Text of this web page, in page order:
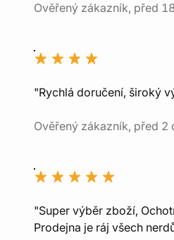
Ověřený zákazník, před
"Rychlá doručení, široký
Ověřený zákazník, před 2
"Super výběr zboží,
Prodejna je ráj všech